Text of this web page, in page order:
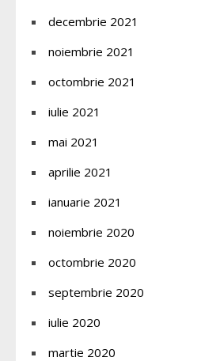
decembrie 2021
noiembrie 2021
octombrie 2021
iulie 2021
mai 2021
aprilie 2021
ianuarie 2021
noiembrie 2020
octombrie 2020
septembrie 2020
iulie 2020
martie 2020